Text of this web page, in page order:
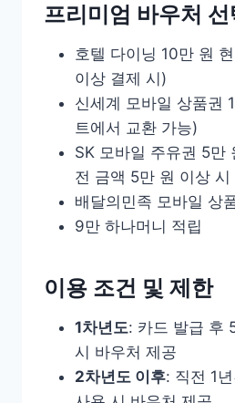
프리미엄 바우처
호텔 다이닝 10만 원
이상 결제 시)
신세계 모바일 상품권
트에서 교환 가능)
SK 모바일 주유권 5만
전 금액 5만 원 이상 시
배달의민족 모바일 상
9만 하나머니 적립
이용 조건 및 제한
1차년도: 카드 발급 후
시 바우처 제공
2차년도 이후: 직전 1